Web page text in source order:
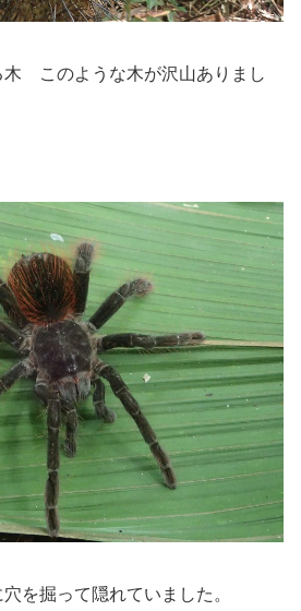
木 このような木が沢山ありまし
を掘って隠れていました。